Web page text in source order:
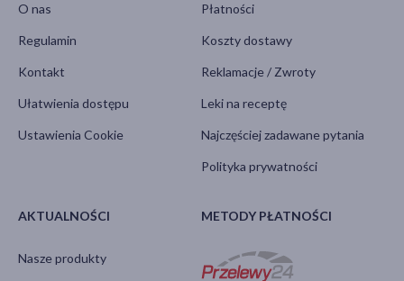
O nas
Regulamin
Kontakt
Ułatwienia dostępu
Ustawienia Cookie
Płatności
Koszty dostawy
Reklamacje / Zwroty
Leki na receptę
Najczęściej zadawane pytania
Polityka prywatności
AKTUALNOŚCI
Nasze produkty
METODY PŁATNOŚCI